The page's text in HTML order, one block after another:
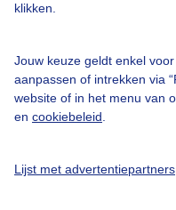
klikken.
Jouw keuze geldt enkel
aanpassen of intrekken via
website of in het menu van
en cookiebeleid
Lijst met advertentiepartners
Toegankelijkheid
Adverteren
Buienradar Team